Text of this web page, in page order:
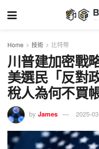
Home 技術 比特幣
川普建加密戰
美選民「反對
稅人為何不買
by James 2025-